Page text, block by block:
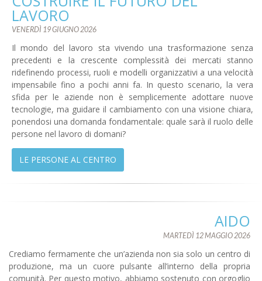
LAVORO
VENERDÌ 19 GIUGNO 2026
Il mondo del lavoro sta vivendo una trasformazione senza
precedenti e la crescente complessità dei mercati stanno
ridefinendo processi, ruoli e modelli organizzativi a una velocità
impensabile fino a pochi anni fa. In questo scenario, la vera
sfida per le aziende non è semplicemente adottare nuove
tecnologie, ma guidare il cambiamento con una visione chiara,
ponendosi una domanda fondamentale: quale sarà il ruolo delle
persone nel lavoro di domani?
LE PERSONE AL CENTRO
AIDO
MARTEDÌ 12 MAGGIO 2026
Crediamo fermamente che un’azienda non sia solo un centro di
produzione, ma un cuore pulsante all’interno della propria
comunità. Per questo motivo, abbiamo sostenuto con orgoglio